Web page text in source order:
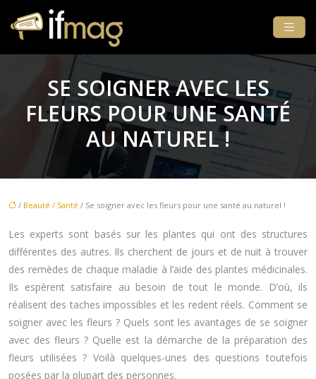
SE SOIGNER AVEC LES
FLEURS POUR UNE SANTÉ
AU NATUREL !
/ Beauté / Santé / Se soigner avec les fleurs pour une santé au naturel !
Les experts sont basés sur les plantes qui ont des structures
différentes des autres. Ils cherchent de jours et de nuit à trouver
des remèdes de chaque maladie à l’aide des plantes médicinales.
Ils espèrent satisfaire au besoin de tout le monde. D’où, ils
réalisent des taches impossibles et les redent réels. Comment se
soigner avec les fleurs ? Quels sont les avantages de se soigner
avec des fleurs ? Quelle est la démarche de la préparation des
fleurs utilisées ? Voilà quelques-unes des questions toutefois
posées par la plupart des personnes.